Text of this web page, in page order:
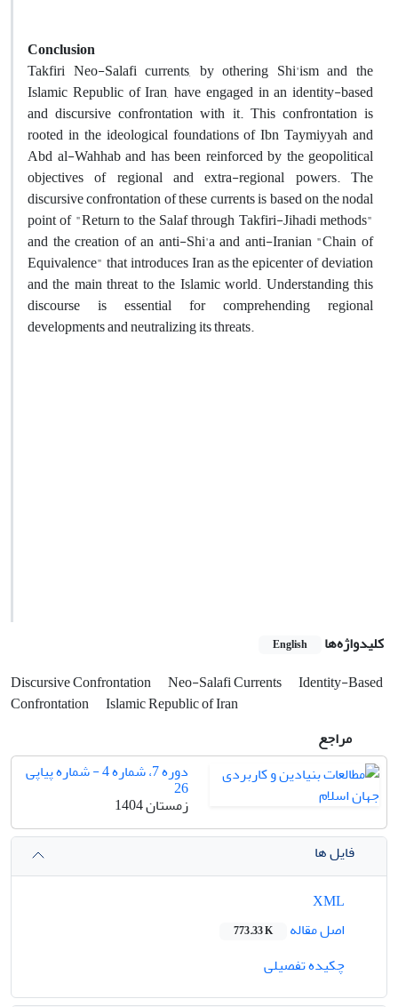
Conclusion
Takfiri Neo-Salafi currents, by othering Shi'ism and the
Islamic Republic of Iran, have engaged in an identity-based
and discursive confrontation with it. This confrontation is
rooted in the ideological foundations of Ibn Taymiyyah and
Abd al-Wahhab and has been reinforced by the geopolitical
objectives of regional and extra-regional powers. The
discursive confrontation of these currents is based on the nodal
point of "Return to the Salaf through Takfiri-Jihadi methods"
and the creation of an anti-Shi'a and anti-Iranian "Chain of
Equivalence" that introduces Iran as the epicenter of deviation
and the main threat to the Islamic world. Understanding this
discourse is essential for comprehending regional
developments and neutralizing its threats.
کلیدواژه‌ها English
Discursive Confrontation Neo-Salafi Currents
Identity-Based
Confrontation
Islamic Republic of Iran
مراجع
دوره 7، شماره 4 - شماره پیاپی
26
زمستان 1404
فایل ها
اصل مقاله
773.33 K
چکیده تفصیلی